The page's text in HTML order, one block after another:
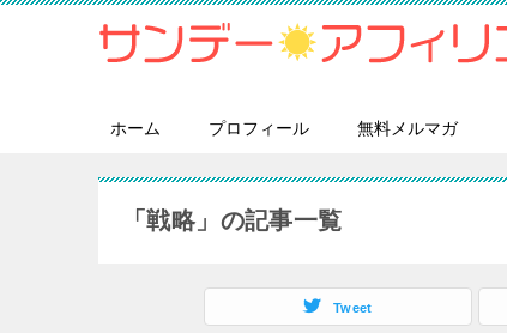
ホーム プロフィール 無料メルマガ
「戦略」の記事一覧
Tweet